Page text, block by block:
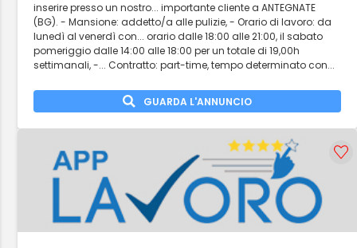
inserire presso un nostro... importante cliente a ANTEGNATE
(BG). - Mansione: addetto/a alle pulizie, - Orario di lavoro: da
lunedì al venerdì con... orario dalle 18:00 alle 21:00, il sabato
pomeriggio dalle 14:00 alle 18:00 per un totale di 19,00h
settimanali, -... Contratto: part-time, tempo determinato con...
GUARDA L'ANNUNCIO